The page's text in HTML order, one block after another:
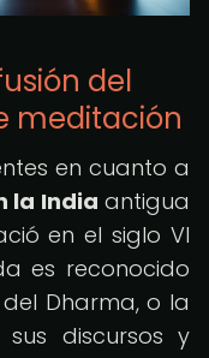
del
meditación
en cuanto a
la India antigua
en el siglo VI
es reconocido
Dharma, o la
discursos y